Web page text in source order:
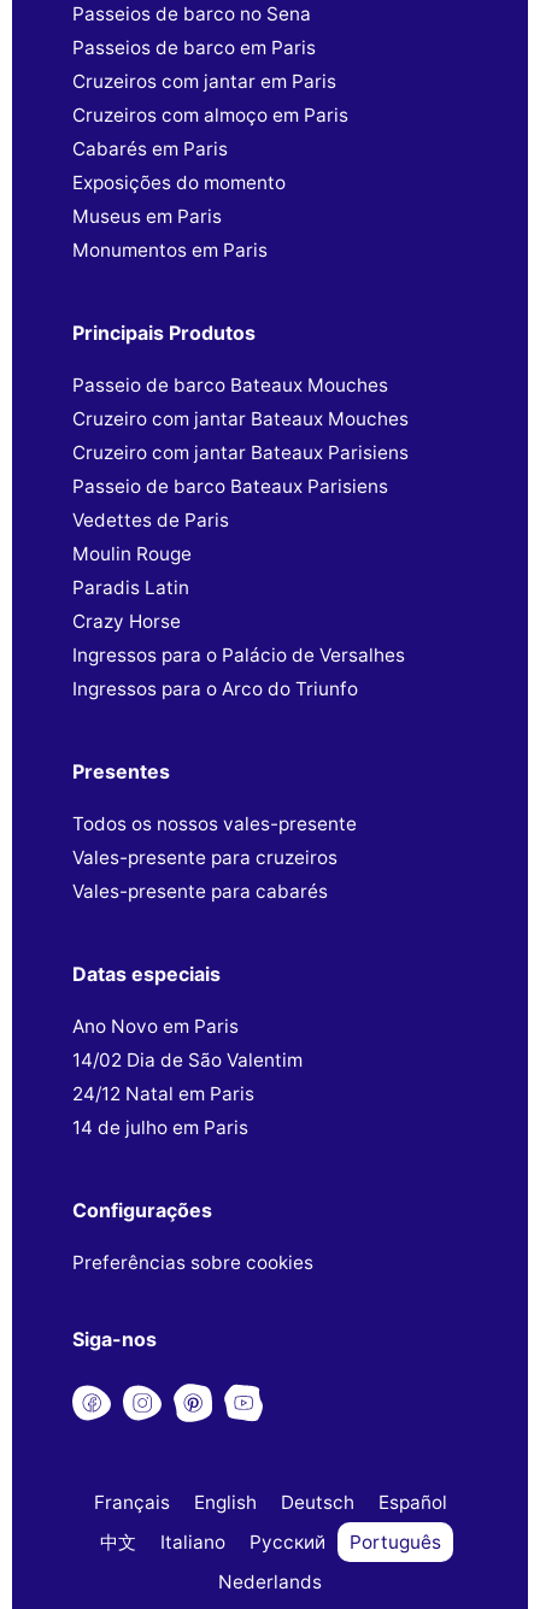
Passeios de barco no Sena
Passeios de barco em Paris
Cruzeiros com jantar em Paris
Cruzeiros com almoço em Paris
Cabarés em Paris
Exposições do momento
Museus em Paris
Monumentos em Paris
Principais Produtos
Passeio de barco Bateaux Mouches
Cruzeiro com jantar Bateaux Mouches
Cruzeiro com jantar Bateaux Parisiens
Passeio de barco Bateaux Parisiens
Vedettes de Paris
Moulin Rouge
Paradis Latin
Crazy Horse
Ingressos para o Palácio de Versalhes
Ingressos para o Arco do Triunfo
Presentes
Todos os nossos vales-presente
Vales-presente para cruzeiros
Vales-presente para cabarés
Datas especiais
Ano Novo em Paris
14/02 Dia de São Valentim
24/12 Natal em Paris
14 de julho em Paris
Configurações
Preferências sobre cookies
Siga-nos
Français English Deutsch
Español
中文
Italiano Русский
Português
Nederlands